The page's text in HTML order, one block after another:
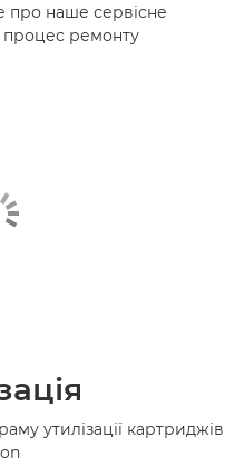
про наше сервісне
процес ремонту
утилізації картриджів